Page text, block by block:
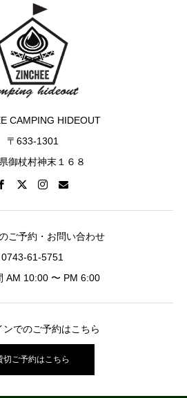
CAMPING HIDEOUT
〒633-1301
御杖村神末１６８
ご予約・お問い合わせ
0743-61-5751
AM 10:00 〜 PM 6:00
ンでのご予約はこちら
切ご予約はこちら